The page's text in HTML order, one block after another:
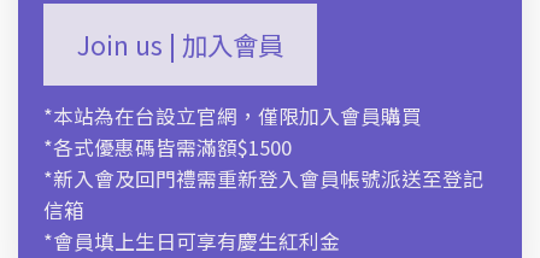
Join us | 加入會員
*本站為在台設立官網，僅限加入會員購買
*各式優惠碼皆需滿額$1500
*新入會及回門禮需重新登入會員帳號派送至登記
信箱
*會員填上生日可享有慶生紅利金
運送及售後服務